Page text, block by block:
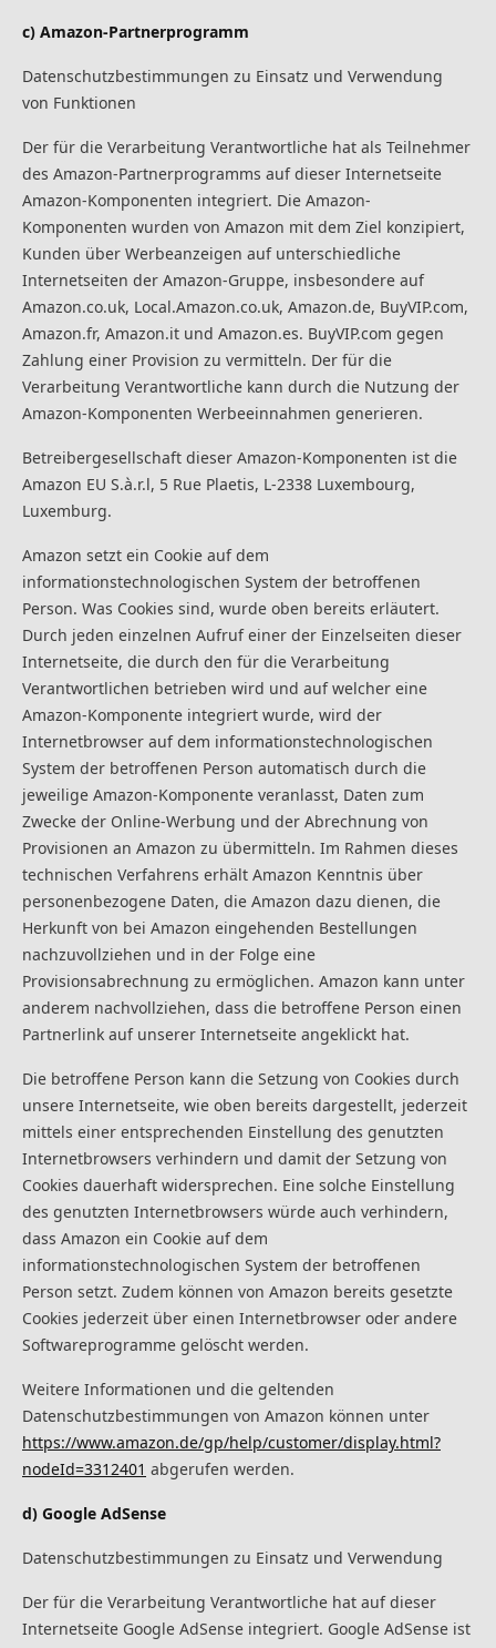
c) Amazon-Partnerprogramm
Datenschutzbestimmungen zu Einsatz und Verwendung
von Funktionen
Der für die Verarbeitung Verantwortliche hat als Teilnehmer
des Amazon-Partnerprogramms auf dieser Internetseite
Amazon-Komponenten integriert. Die Amazon-
Komponenten wurden von Amazon mit dem Ziel konzipiert,
Kunden über Werbeanzeigen auf unterschiedliche
Internetseiten der Amazon-Gruppe, insbesondere auf
Amazon.co.uk, Local.Amazon.co.uk, Amazon.de, BuyVIP.com,
Amazon.fr, Amazon.it und Amazon.es. BuyVIP.com gegen
Zahlung einer Provision zu vermitteln. Der für die
Verarbeitung Verantwortliche kann durch die Nutzung der
Amazon-Komponenten Werbeeinnahmen generieren.
Betreibergesellschaft dieser Amazon-Komponenten ist die
Amazon EU S.à.r.l, 5 Rue Plaetis, L-2338 Luxembourg,
Luxemburg.
Amazon setzt ein Cookie auf dem
informationstechnologischen System der betroffenen
Person. Was Cookies sind, wurde oben bereits erläutert.
Durch jeden einzelnen Aufruf einer der Einzelseiten dieser
Internetseite, die durch den für die Verarbeitung
Verantwortlichen betrieben wird und auf welcher eine
Amazon-Komponente integriert wurde, wird der
Internetbrowser auf dem informationstechnologischen
System der betroffenen Person automatisch durch die
jeweilige Amazon-Komponente veranlasst, Daten zum
Zwecke der Online-Werbung und der Abrechnung von
Provisionen an Amazon zu übermitteln. Im Rahmen dieses
technischen Verfahrens erhält Amazon Kenntnis über
personenbezogene Daten, die Amazon dazu dienen, die
Herkunft von bei Amazon eingehenden Bestellungen
nachzuvollziehen und in der Folge eine
Provisionsabrechnung zu ermöglichen. Amazon kann unter
anderem nachvollziehen, dass die betroffene Person einen
Partnerlink auf unserer Internetseite angeklickt hat.
Die betroffene Person kann die Setzung von Cookies durch
unsere Internetseite, wie oben bereits dargestellt, jederzeit
mittels einer entsprechenden Einstellung des genutzten
Internetbrowsers verhindern und damit der Setzung von
Cookies dauerhaft widersprechen. Eine solche Einstellung
des genutzten Internetbrowsers würde auch verhindern,
dass Amazon ein Cookie auf dem
informationstechnologischen System der betroffenen
Person setzt. Zudem können von Amazon bereits gesetzte
Cookies jederzeit über einen Internetbrowser oder andere
Softwareprogramme gelöscht werden.
Weitere Informationen und die geltenden
Datenschutzbestimmungen von Amazon können unter
https://www.amazon.de/gp/help/customer/display.html?
nodeId=3312401 abgerufen werden.
d) Google AdSense
Datenschutzbestimmungen zu Einsatz und Verwendung
Der für die Verarbeitung Verantwortliche hat auf dieser
Internetseite Google AdSense integriert. Google AdSense ist